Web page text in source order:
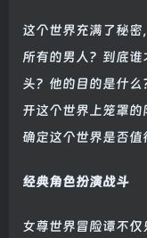
这个世界充满了秘
所有的男人？到底
头？他的目的是什
开这个世界上笼罩
确定这个世界是否值
经典角色扮演战斗
女尊世界冒险谭不